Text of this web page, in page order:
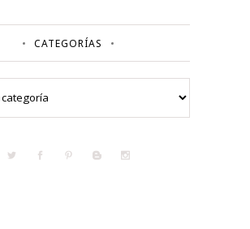
CATEGORÍAS